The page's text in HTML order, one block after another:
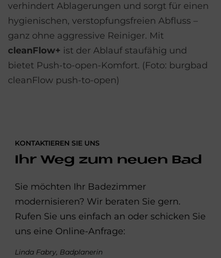
verhindert Ablagerungen und sorgt für einen
hygienischen, verstopfungsfreien Abfluss –
ganz ohne aggressive Reiniger. Mit
cleanFlow+ ist der Ablauf staufähig und
bietet Push-to-open-Komfort. (Foto: burgbad
cleanFlow push-to-open)
KONTAKTIEREN SIE UNS
Ihr Weg zum neuen Bad
Sie möchten Ihr Badezimmer
modernisieren? Wir beraten Sie gern.
Rufen Sie uns einfach an oder schicken Sie
uns eine Online-Anfrage:
Linda Fabry, Badplanerin